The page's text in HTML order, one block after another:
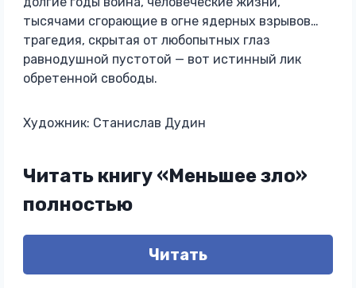
тысячами сгорающие в огне ядерных взрывов…
трагедия, скрытая от любопытных глаз
равнодушной пустотой — вот истинный лик
обретенной свободы.
Художник: Станислав Дудин
Читать книгу «Меньшее зло»
полностью
Читать